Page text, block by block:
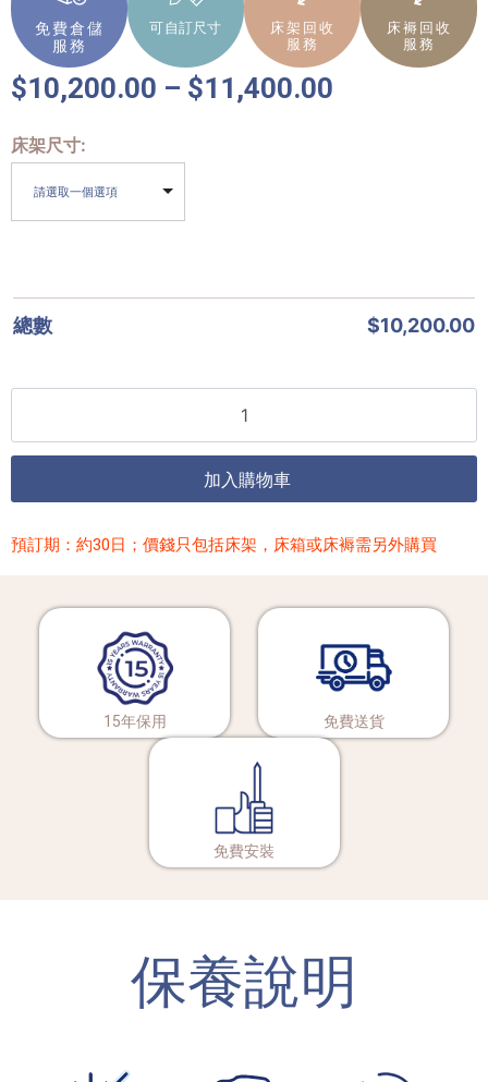
免費倉儲
服務
可自訂尺寸
床架回收
服務
床褥回收
服務
$10,200.00 – $11,400.00
床架尺寸
請選取一個選項
總數 $10,200.00
加入購物車
預訂期：約30日；價錢只包括床架，床箱或床褥需另外購買
15年保用 免費送貨
免費安裝
保養說明